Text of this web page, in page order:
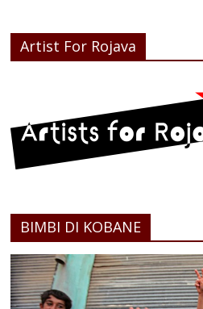
Artist For Rojava
BIMBI DI KOBANE